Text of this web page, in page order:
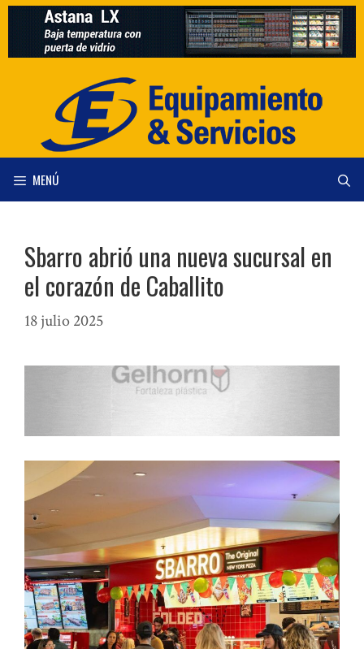
Saltar
contenido
MENÚ
Sbarro abrió una nueva sucursal en
el corazón de Caballito
18 julio 2025